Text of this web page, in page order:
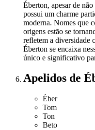
Éberton, apesar de
possui um charme
moderna. Nomes que
origens estão se
refletem a diversidade
Éberton se encaixa
único e significativo
Apelidos de
Éber
Tom
Ton
Beto